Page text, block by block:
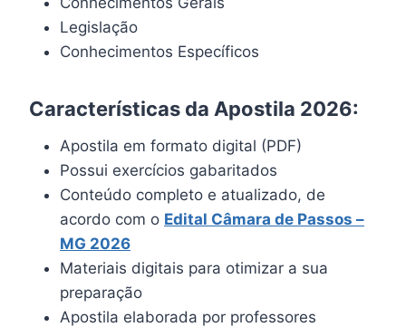
Legislação
Conhecimentos Específicos
Características da Apostila 2026:
Apostila em formato digital (PDF)
Possui exercícios gabaritados
Conteúdo completo e atualizado, de
acordo com o Edital Câmara de Passos –
MG 2026
Materiais digitais para otimizar a sua
preparação
Apostila elaborada por professores